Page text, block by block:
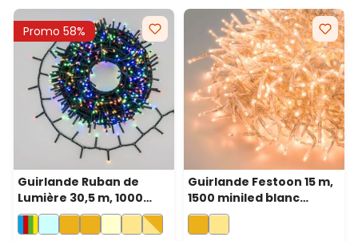
Promo 58%
Guirlande Ruban de
Lumière 30,5 m, 1000
miniled multicolor, câble
vert
Guirlande Festoon 15 m,
1500 miniled blanc
chaud traditionnel,
câble transparent